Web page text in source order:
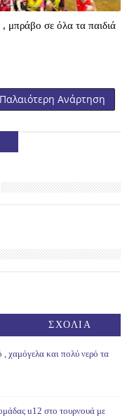
μπράβο σε όλα τα παιδιά
Παλαιότερη Ανάρτηση
ΣΧΟΛΙΑ
χαμόγελα και πολύ νερό τα
u12 στο τουρνουά με